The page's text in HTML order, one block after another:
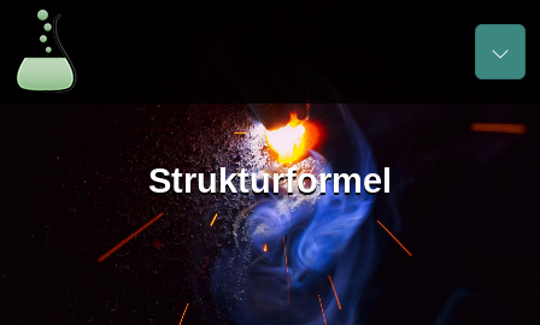
Strukturformel